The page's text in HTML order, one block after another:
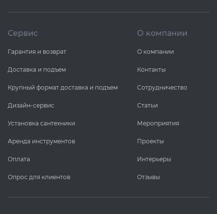
Сервис
Гарантия и возврат
Доставка и подъем
Крупный формат доставка и подъем
Дизайн-сервис
Установка сантехники
Аренда инструментов
Оплата
Опрос для клиентов
О компании
О компании
Контакты
Сотрудничество
Статьи
Мероприятия
Проекты
Интерьеры
Отзывы